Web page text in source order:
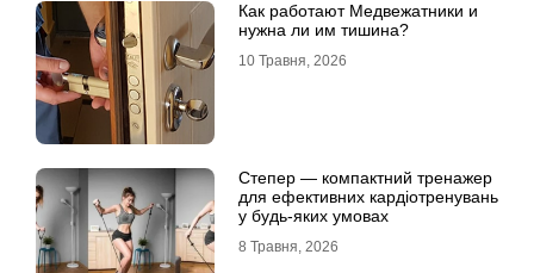
Как работают Медвежатники и
нужна ли им тишина?
10 Травня, 2026
Степер — компактний тренажер
для ефективних кардіотренувань
у будь-яких умовах
8 Травня, 2026